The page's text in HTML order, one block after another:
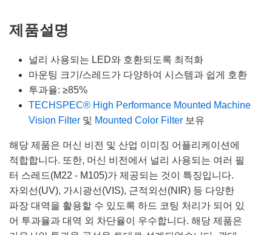
제품설명
널리 사용되는 LED와 호환되도록 최적화
마운팅 크기/스레드가 다양하여 시스템과 쉽게 호환
투과율: ≥85%
TECHSPEC® High Performance Mounted Machine
Vision Filter 및 Mounted Color Filter 보유
해당 제품은 머신 비전 및 산업 이미징 어플리케이션에
적합합니다. 또한, 머신 비전에서 널리 사용되는 여러 필
터 스레드(M22 - M105)가 제공되는 것이 특징입니다.
자외선(UV), 가시광선(VIS), 근적외선(NIR) 등 다양한
파장 대역을 활용할 수 있도록 하드 코팅 처리가 되어 있
어 투과율과 대역 외 차단율이 우수합니다. 해당 제품은